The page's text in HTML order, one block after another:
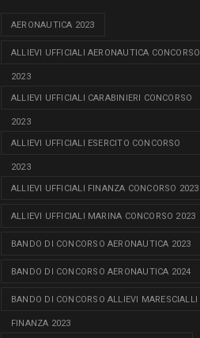
AERONAUTICA 2023
ALLIEVI UFFICIALI AERONAUTICA CONCORSO
2023
ALLIEVI UFFICIALI CARABINIERI CONCORSO
2023
ALLIEVI UFFICIALI ESERCITO CONCORSO
2023
ALLIEVI UFFICIALI FINANZA CONCORSO 2023
ALLIEVI UFFICIALI MARINA CONCORSO 2023
BANDO DI CONCORSO AERONAUTICA 2023
BANDO DI CONCORSO AERONAUTICA 2024
BANDO DI CONCORSO ALLIEVI MARESCIALLI
FINANZA 2023